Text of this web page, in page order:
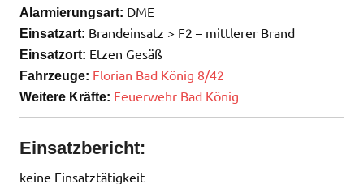
Alarmierungsart: DME
Einsatzart: Brandeinsatz > F2 – mittlerer Brand
Einsatzort: Etzen Gesäß
Fahrzeuge: Florian Bad König 8/42
Weitere Kräfte: Feuerwehr Bad König
Einsatzbericht:
keine Einsatztätigkeit